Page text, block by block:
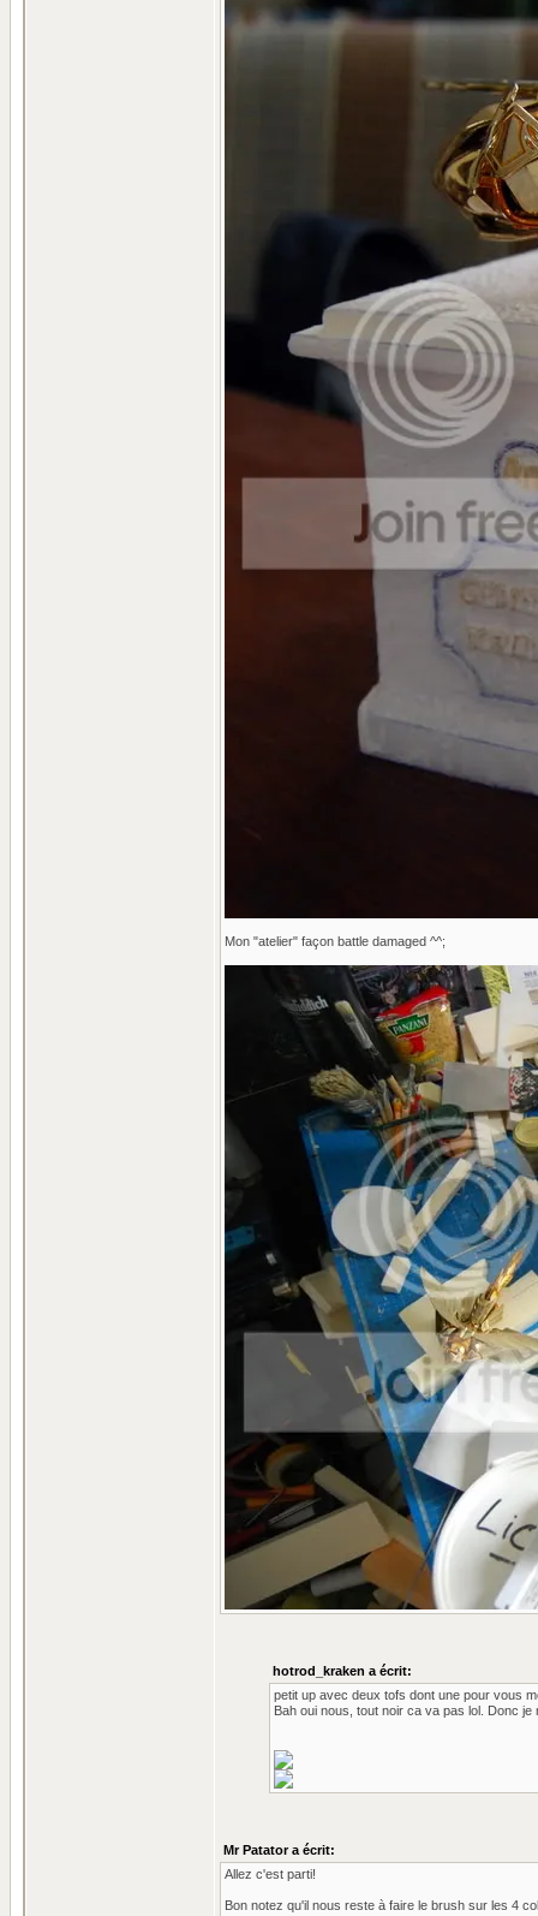
Mon "atelier" façon battle damaged ^^;
hotrod_kraken a écrit:
petit up avec deux tofs dont une pour vous
Bah oui nous, tout noir ca va pas lol. Donc
Mr Patator a écrit:
Allez c'est parti!
Bon notez qu'il nous reste à faire le brush sur les 4